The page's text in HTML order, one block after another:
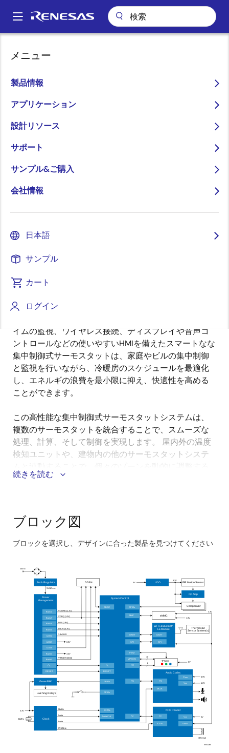
ン
Main
メニュー
製品情報
アプリケーション
設計リソース
サポート
サンプル&ご購入
会社情報
日本語
サンプル
カート
ログイン
パ
ン
く
ず
高性能な集中制御式サーモスタットシステム
高性能な集中制御式サーモ
スタットシステム
ページセクションへ移動：
概要
要
説
占めており、効率的でインテリジェントな空調制御の
イムの監視、ワイヤレス接続、ディスプレイや音声コ
ントロールなどの使いやすいHMIを備えたスマートなな
集中制御式サーモスタットは、家庭やビルの集中制御
と監視を行いながら、冷暖房のスケジュールを最適化
し、エネルギの浪費を最小限に抑え、快適性を高める
ことができます。
この高性能な集中制御式サーモスタットシステムは、
複数のサーモスタットを統合することで、スムーズな
処理、計算、そして制御を実現します。 屋内外の温度
検知ユニットや、建物内の他のサーモスタットシステ
ことができます。 さらに、Wi-Fi
このシステムのメリット：
する超低消費電力ワイヤレスモジュールは、エネル
ギ消費を最小限に抑えながら、直感的なユーザコン
トロールを実現
3Dグラフィックスエンジン（Arm Mali-G31）を搭
載したMPUが、高解像度のシリアルディスプレイに
リッチなGUIを表示し、インタラクションやフィー
ドバックを向上
PIRモーションセンサは、ユーザがシステムに近づい
たときにのみディスプレイを起動させることで、エ
ネルギ効率の高いオペレーションが可能
AI対応システムにより、居住検知や温度、湿度、室
内空気質 (IAQ) のモニタリングが可能になり、HVAC
システムや換気扇が自動的に作動
ハイブリッドアクティブノイズキャンセリング
(ANC) を搭載した高性能、超低消費電力のHi-Fiコー
続きを読む
ブロック図
ブロックを選択し、デザインに合った製品を見つけてください
interactive
diagram
24VAC
5V/3Amax
24MHz
eMMC
DDR4
VCORE (1.1V)
VDDQ (1.2V)
D1.8 (1.8V)
D3.3V (3.3V)
3.3V/1.8V
0.9V
3.3V
VTT (0.5VDDQ)
PIR Motion Sensor
3.3V
Comparator
3.3V
1.8V
TFT-LCD
10
2 5V
24MHz
Audio
0.9V
1.8V
5V
NFC Coil
Latching Relays
Audio
27.12MHz
WS038
LDO
3.3V
5V
Op Amp
Thermostat
Sensor System(s)
Buck Regulator
Power
Management
Buck1
Buck2
Buck3
Buck4
LDO1
LDO2
LDO3
Buck5
Buck6
I2C
RESET
GreenPAK
Clock
System Control
DBSC
I2C
GPIOs
MMC
UART
SPI
MIPI DSI
2C
RESET
EXTAL
PWM
Audio CLK
I2S
I2C
GPIOs
GPIOs
Wi-Fi & Bluetooth
LE Module
UART
SPI
Audio Codec
VDDD
VDD
MCLK
I2S
NFC Reader
VCC
VDDIO
I2C
EXTAL